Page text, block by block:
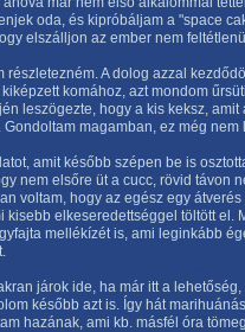
oda, és kipróbáljam a "space
elszálljon az ember nem
részletezném. A dolog azzal
komához, azt mondom
leszögezte, hogy a kis keksz, amit
magamban, ez még nem
amit később szépen be is
nem elsőre üt a cucc, rövid távon
voltam, hogy az egész egy
kisebb elkeseredettséggel töltött el.
mellékízét is, ami leginkább
járok ide, ha már itt a
később azt is. Így hát
hazának, ami kb. másfél óra